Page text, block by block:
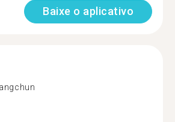
Baixe o aplicativo